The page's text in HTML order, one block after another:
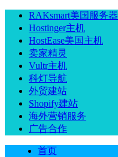
RAKsmart美国服务器
Hostinger主机
HostEase美国主机
卖家精灵
Vultr主机
科灯导航
外贸建站
Shopify建站
海外营销服务
广告合作
首页